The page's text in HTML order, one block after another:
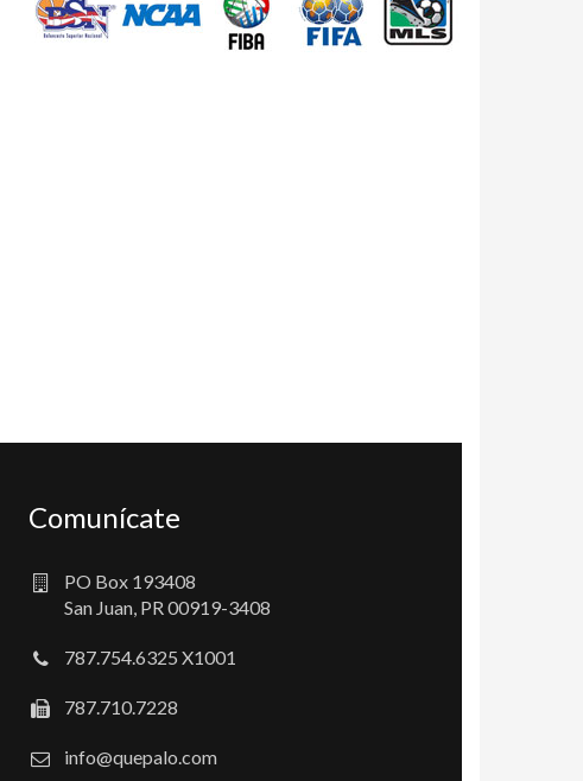
Comunícate
PO Box 193408
San Juan, PR 00919-3408
787.754.6325 X1001
787.710.7228
info@quepalo.com